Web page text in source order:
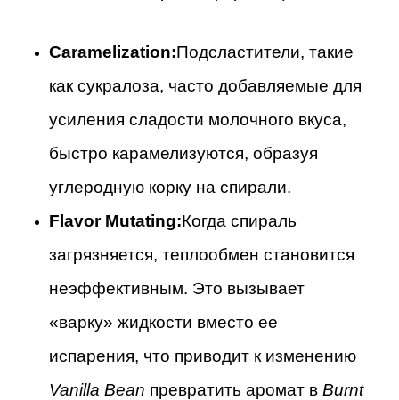
Caramelization:Подсластители, такие
как сукралоза, часто добавляемые для
усиления сладости молочного вкуса,
быстро карамелизуются, образуя
углеродную корку на спирали.
Flavor Mutating:Когда спираль
загрязняется, теплообмен становится
неэффективным. Это вызывает
«варку» жидкости вместо ее
испарения, что приводит к изменению
Vanilla Bean превратить аромат в Burnt